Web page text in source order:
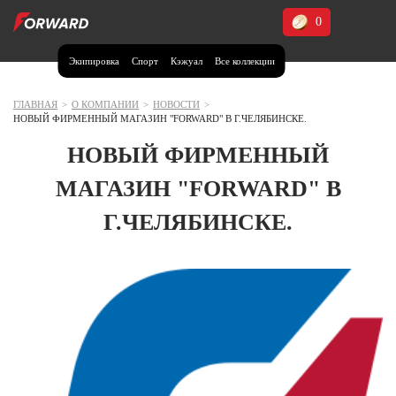
Экипировка Спорт Кэжуал Все коллекции
0
Москва и МО
Воронежская область (1)
Дагестан (2)
Иркутская область (2)
Краснодарский край (5)
Красноярский край (5)
Курская область (1)
Москва и МО (14)
Нижегородская область (1)
ГЛАВНАЯ > О КОМПАНИИ > НОВОСТИ >
НОВЫЙ ФИРМЕННЫЙ МАГАЗИН "FORWARD" В Г.ЧЕЛЯБИНСКЕ.
НОВЫЙ ФИРМЕННЫЙ
МАГАЗИН "FORWARD" В
Г.ЧЕЛЯБИНСКЕ.